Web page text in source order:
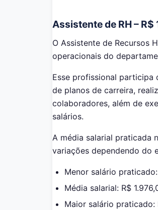
Assistente de RH –
O Assistente de Recursos
operacionais do
Esse profissional participa
de planos de carreira,
colaboradores, além de
salários.
A média salarial praticada
variações dependendo do
Menor salário
Média salarial: R$
Maior salário praticado: